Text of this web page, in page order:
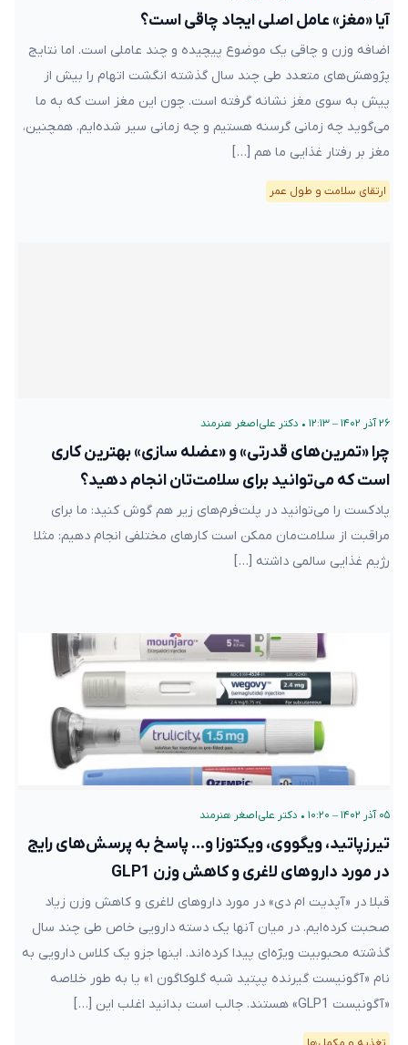
آیا «مغز» عامل اصلی ایجاد چاقی است؟
اضافه وزن و چاقی یک موضوع پیچیده و چند عاملی است. اما نتایج
پژوهش‌های متعدد طی چند سال گذشته انگشت اتهام را بیش از
پیش به سوی مغز نشانه گرفته است. چون این مغز است که به ما
می‌گوید چه زمانی گرسنه هستیم و چه زمانی سیر شده‌ایم. همچنین،
مغز بر رفتار غذایی ما هم […]
ارتقای سلامت و طول عمر
۲۶ آذر ۱۴۰۲ – ۱۲:۱۳ • دکتر علی‌اصغر هنرمند
چرا «تمرین‌های قدرتی» و «عضله سازی» بهترین کاری
است که می‌توانید برای سلامت‌تان انجام دهید؟
پادکست را می‌توانید در پلت‌فرم‌های زیر هم گوش کنید: ما برای
مراقبت از سلامت‌مان ممکن است کارهای مختلفی انجام دهیم: مثلا
رژیم غذایی سالمی داشته […]
۰۵ آذر ۱۴۰۲ – ۱۰:۲۰ • دکتر علی‌اصغر هنرمند
تیرزپاتید، ویگووی، ویکتوزا و… پاسخ به پرسش‌های رایج
در مورد داروهای لاغری و کاهش وزن GLP1
قبلا در «آپدیت ام دی» در مورد داروهای لاغری و کاهش وزن زیاد
صحبت کرده‌ایم. در میان آنها یک دسته دارویی خاص طی چند سال
گذشته محبوبیت ویژه‌ای پیدا کرده‌اند. اینها جزو یک کلاس دارویی به
نام «آگونیست گیرنده پپتید شبه گلوکاگون ۱» یا به طور خلاصه
«آگونیست GLP1» هستند. جالب است بدانید اغلب این […]